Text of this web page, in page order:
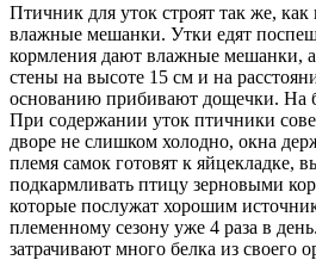
Птичник для уток строят так же,
влажные мешанки. Утки едят
кормления дают влажные мешанки,
стены на высоте 15 см и на
основанию прибивают дощечки. На
При содержании уток птичники
дворе не слишком холодно, окна
племя самок готовят к яйцекладке,
подкармливать птицу зерновыми
которые послужат хорошим
племенному сезону уже 4 раза в
затрачивают много белка из своего